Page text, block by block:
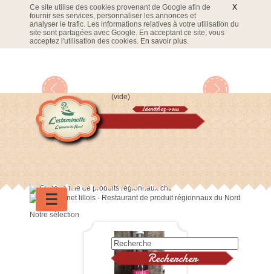
X
Ce site utilise des cookies provenant de Google afin de
fournir ses services, personnaliser les annonces et
analyser le trafic. Les informations relatives à votre utilisation du
site sont partagées avec Google. En acceptant ce site, vous
acceptez l'utilisation des cookies. En savoir plus.
(vide)
Identifiez-vous
Panier
☰
Notre sélection